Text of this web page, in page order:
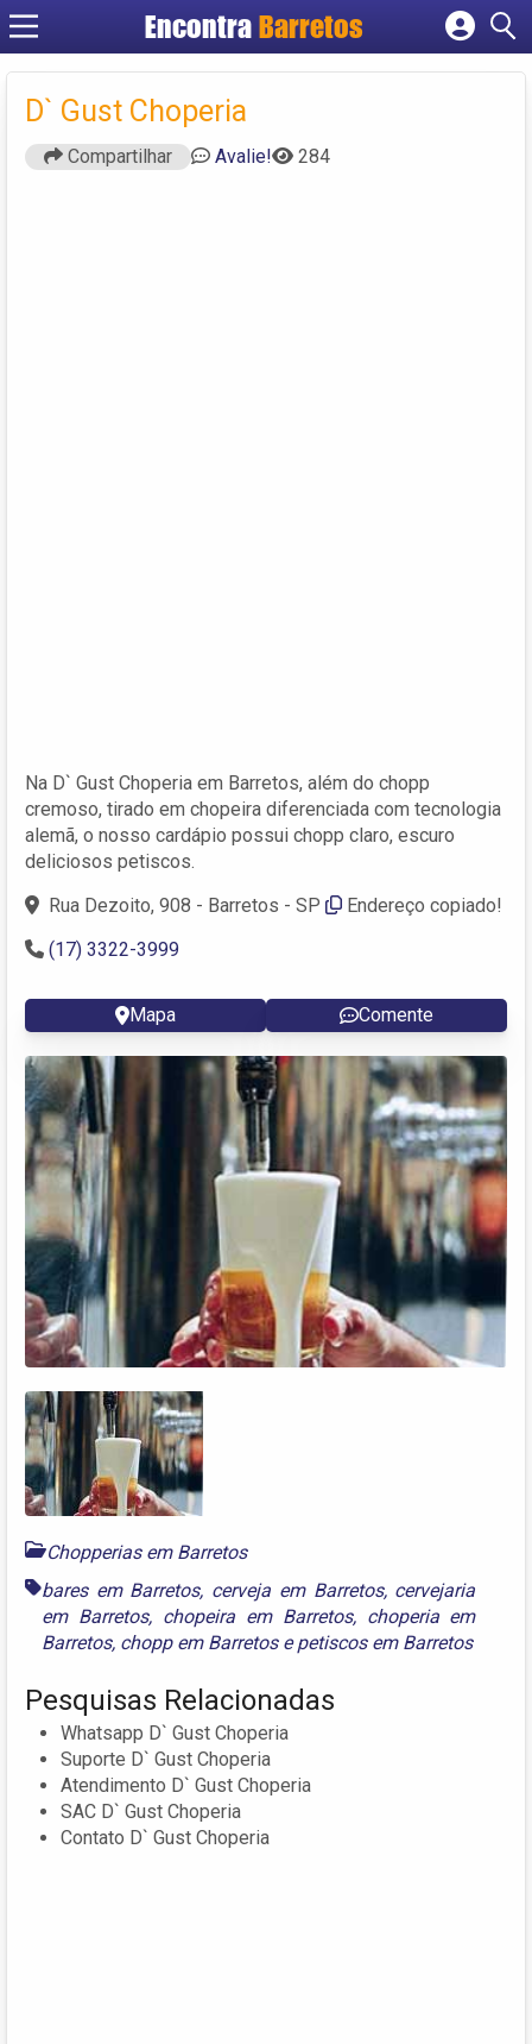
Encontra Barretos
Cadastrar empresa
Criar conta
D` Gust Choperia
Compartilhar Avalie! 284
Na D` Gust Choperia em Barretos, além do chopp
cremoso, tirado em chopeira diferenciada com tecnologia
alemã, o nosso cardápio possui chopp claro, escuro
deliciosos petiscos.
Rua Dezoito, 908 - Barretos - SP
Endereço copiado!
(17) 3322-3999
Mapa Comente
Chopperias em Barretos
bares em Barretos, cerveja em Barretos, cervejaria
em Barretos, chopeira em Barretos, choperia em
Barretos, chopp em Barretosepetiscos em Barretos
Pesquisas Relacionadas
Whatsapp D` Gust Choperia
Suporte D` Gust Choperia
Atendimento D` Gust Choperia
SAC D` Gust Choperia
Contato D` Gust Choperia